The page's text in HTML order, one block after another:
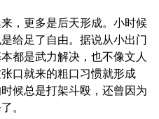
，更多是后天形成。小时候
给足了自由。据说从小出门
都是武力解决，也不像文人
口就来的粗口习惯就形成
候总是打架斗殴，还曾因为
。